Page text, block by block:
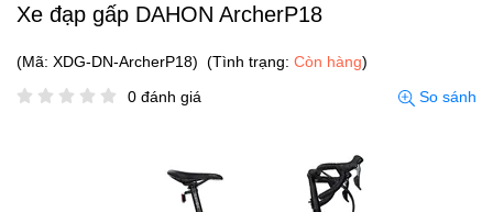
Xe đạp gấp DAHON ArcherP18
(Mã: XDG-DN-ArcherP18) (Tình trạng: Còn hàng)
0 đánh giá
So sánh